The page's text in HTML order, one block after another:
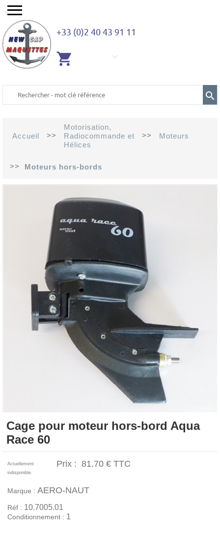
+33 (0)2 40 43 91 11
Accueil >>
Motorisation,
Radiocommande et
Hélices
>> Moteurs
>> Moteurs hors-bords
Cage pour moteur hors-bord Aqua
Race 60
Actuellement
indisponible.
Prix : 81.70 € TTC
Marque : AERO-NAUT
Réf : 10.7005.01
Conditionnement : 1